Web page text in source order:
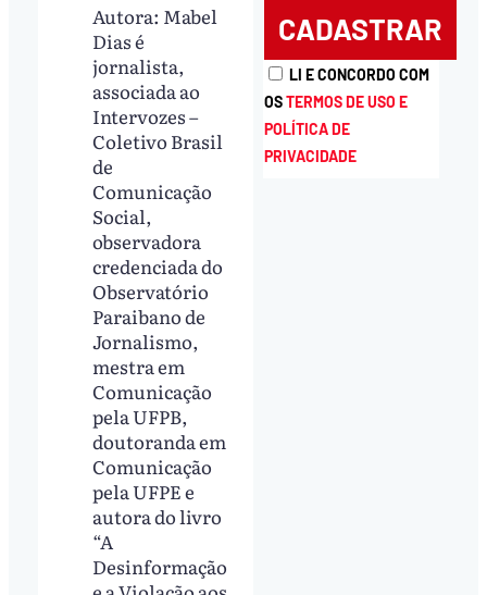
Autora: Mabel
Dias é
jornalista,
associada ao
Intervozes –
Coletivo Brasil
de
Comunicação
Social,
observadora
credenciada do
Observatório
Paraibano de
Jornalismo,
mestra em
Comunicação
pela UFPB,
doutoranda em
Comunicação
pela UFPE e
autora do livro
“A
Desinformação
LI E CONCORDO COM
OSTERMOS DE USO E
POLÍTICA DE
PRIVACIDADE